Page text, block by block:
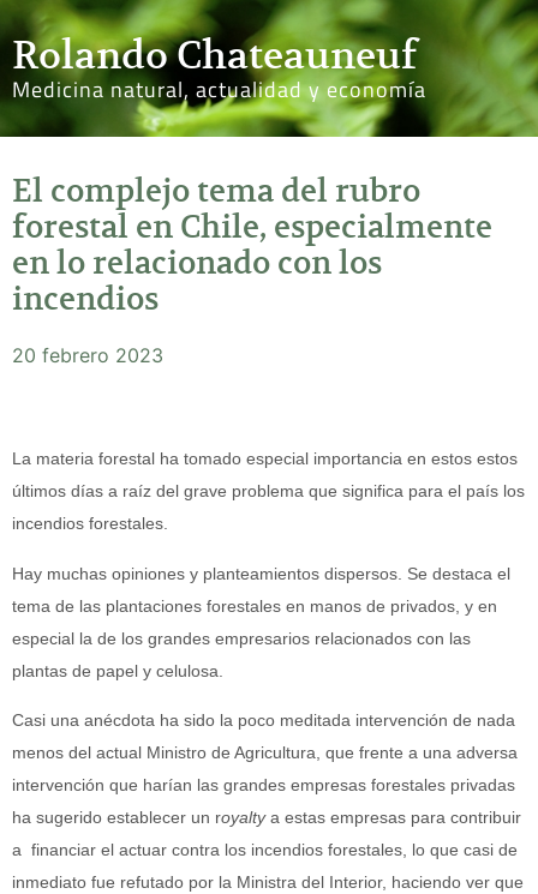
Rolando Chateauneuf
Medicina natural, actualidad y economía
El complejo tema del rubro
forestal en Chile, especialmente
en lo relacionado con los
incendios
20 febrero 2023
La materia forestal ha tomado especial importancia en estos estos
últimos días a raíz del grave problema que significa para el país los
incendios forestales.
Hay muchas opiniones y planteamientos dispersos. Se destaca el
tema de las plantaciones forestales en manos de privados, y en
especial la de los grandes empresarios relacionados con las
plantas de papel y celulosa.
Casi una anécdota ha sido la poco meditada intervención de nada
menos del actual Ministro de Agricultura, que frente a una adversa
intervención que harían las grandes empresas forestales privadas
ha sugerido establecer un royaltya estas empresas para contribuir
a financiar el actuar contra los incendios forestales, lo que casi de
inmediato fue refutado por la Ministra del Interior, haciendo ver que